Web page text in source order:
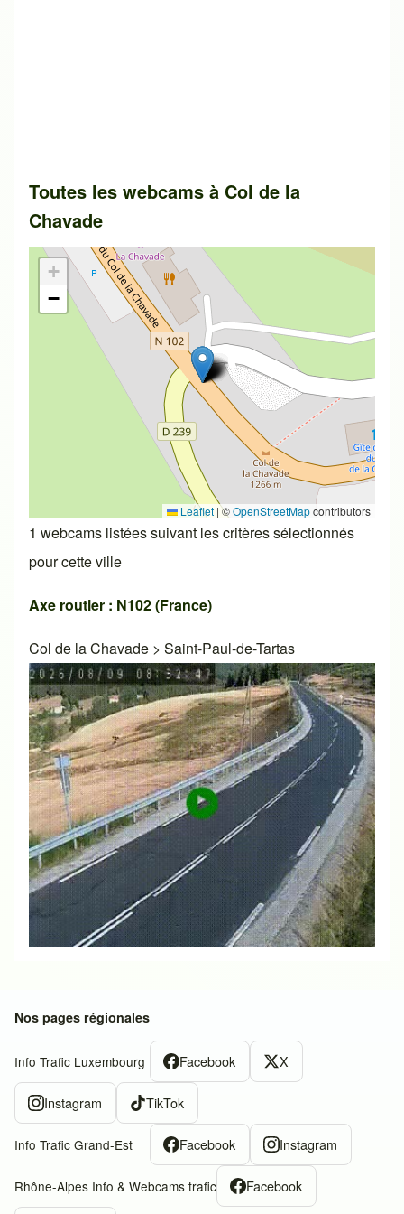
Toutes les webcams à Col de la
Chavade
+
−
Leaflet |©OpenStreetMapcontributors
1 webcams listées suivant les critères sélectionnés
pour cette ville
Axe routier : N102 (France)
Col de la Chavade > Saint-Paul-de-Tartas
Nos pages régionales
Info Trafic Luxembourg Facebook X
Instagram TikTok
Info Trafic Grand-Est Facebook Instagram
Rhône-Alpes Info & Webcams trafic Facebook